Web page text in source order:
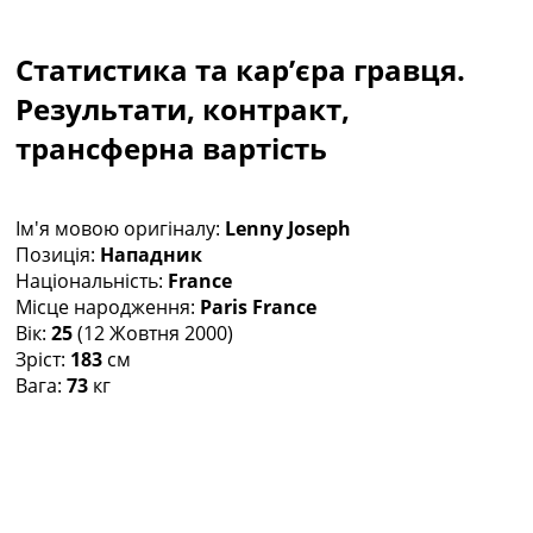
Чемпіонат Світу
Україна. Прем’єр-Ліга
Україна. Перша Ліга
Ліга Чемпіонів
Ще Турніри >>>
Таблиці
Чемпіонат Світу. Турнирні таблиці
Таблиця УПЛ
Перша Ліга
Таблиця АПЛ
Таблиця Ла Ліги
Статистика та кар’єра гравця.
Результати, контракт,
трансферна вартість
Ім'я мовою оригіналу: Lenny Joseph
Позиція: Нападник
Національність: France
Місце народження: Paris France
Вік: 25(12 Жовтня 2000)
Зріст: 183 см
Вага: 73 кг